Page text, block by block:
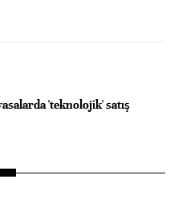
'teknolojik' satış